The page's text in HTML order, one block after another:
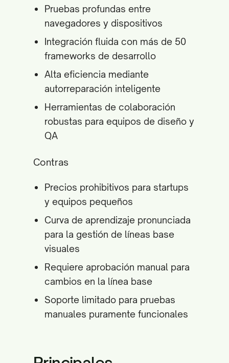
Pruebas profundas entre
navegadores y dispositivos
Integración fluida con más de 50
frameworks de desarrollo
Alta eficiencia mediante
autorreparación inteligente
Herramientas de colaboración
robustas para equipos de diseño y
QA
Contras
Precios prohibitivos para startups
y equipos pequeños
Curva de aprendizaje pronunciada
para la gestión de líneas base
visuales
Requiere aprobación manual para
cambios en la línea base
Soporte limitado para pruebas
manuales puramente funcionales